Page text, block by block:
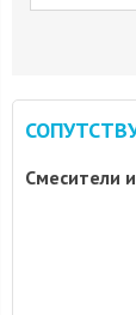
Смесители